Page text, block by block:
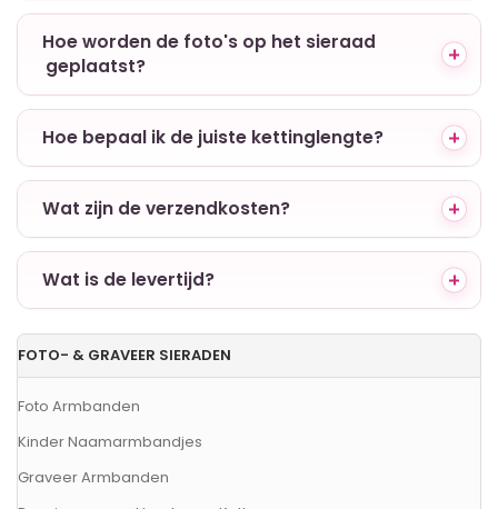
+ Hoe worden de foto's op het sieraad
geplaatst?
+ Hoe bepaal ik de juiste kettinglengte?
+ Wat zijn de verzendkosten?
+ Wat is de levertijd?
FOTO- & GRAVEER SIERADEN
Foto Armbanden
Kinder Naamarmbandjes
Graveer Armbanden